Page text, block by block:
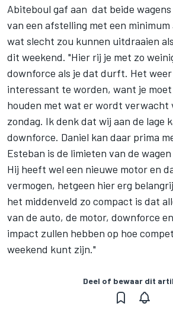
Abiteboul gaf aan dat beide
van een afstelling met een
wat slecht zou kunnen uitdraaien
dit weekend. "Hier rij je met zo
downforce als je dat durft. Het
interessant te worden, want je
houden met wat er wordt verwacht
zondag. Ik denk dat wij aan de lage
downforce. Daniel kan daar prima
Esteban is de limieten van de
Hij heeft wel een nieuwe motor en
vermogen, hetgeen hier erg
het middenveld zo compact is dat
van de auto, de motor, downforce
impact zullen hebben op hoe
weekend kunt zijn."
Deel of bewaar dit